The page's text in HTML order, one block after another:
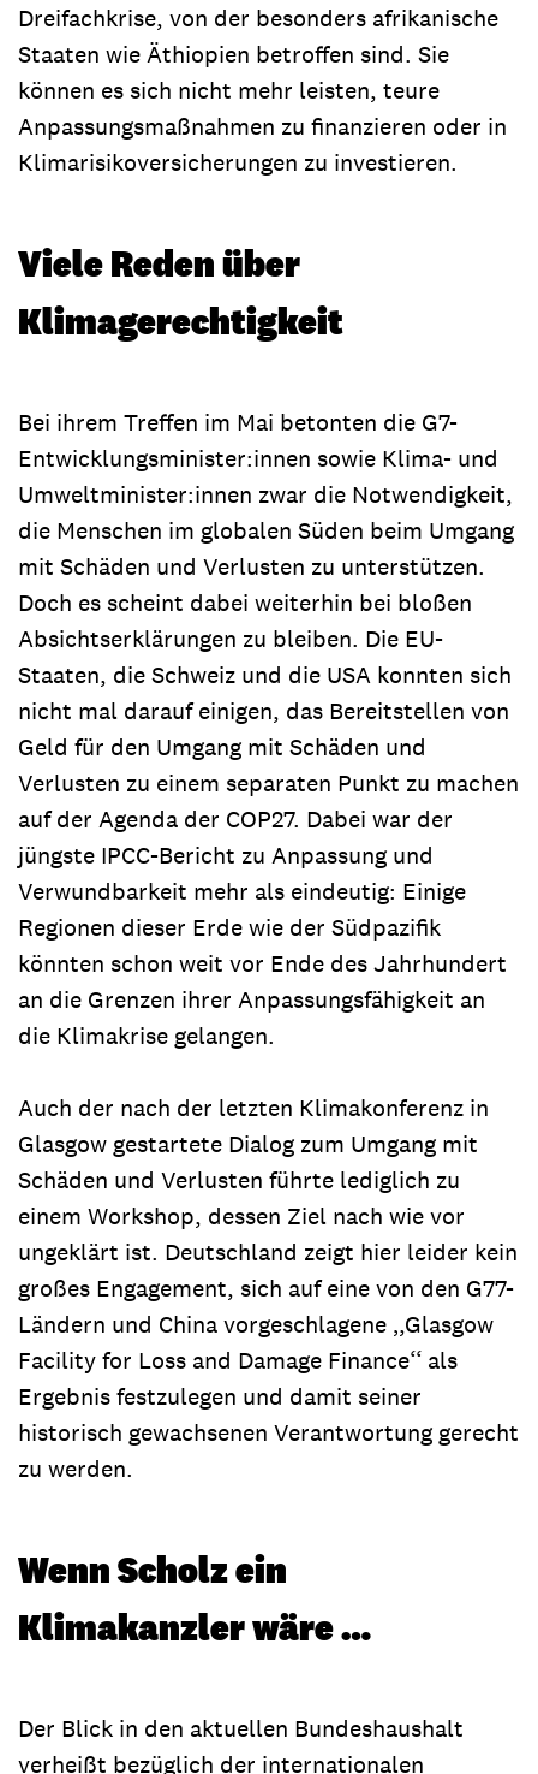
Dreifachkrise, von der besonders afrikanische
Staaten wie Äthiopien betroffen sind. Sie
können es sich nicht mehr leisten, teure
Anpassungsmaßnahmen zu finanzieren oder in
Klimarisikoversicherungen zu investieren.
Viele Reden über
Klimagerechtigkeit
Bei ihrem Treffen im Mai betonten die G7-
Entwicklungsminister:innen sowie Klima- und
Umweltminister:innen zwar die Notwendigkeit,
die Menschen im globalen Süden beim Umgang
mit Schäden und Verlusten zu unterstützen.
Doch es scheint dabei weiterhin bei bloßen
Absichtserklärungen zu bleiben. Die EU-
Staaten, die Schweiz und die USA konnten sich
nicht mal darauf einigen, das Bereitstellen von
Geld für den Umgang mit Schäden und
Verlusten zu einem separaten Punkt zu machen
auf der Agenda der COP27. Dabei war der
jüngste IPCC-Bericht zu Anpassung und
Verwundbarkeit mehr als eindeutig: Einige
Regionen dieser Erde wie der Südpazifik
könnten schon weit vor Ende des Jahrhundert
an die Grenzen ihrer Anpassungsfähigkeit an
die Klimakrise gelangen.
Auch der nach der letzten Klimakonferenz in
Glasgow gestartete Dialog zum Umgang mit
Schäden und Verlusten führte lediglich zu
einem Workshop, dessen Ziel nach wie vor
ungeklärt ist. Deutschland zeigt hier leider kein
großes Engagement, sich auf eine von den G77-
Ländern und China vorgeschlagene ‚,Glasgow
Facility for Loss and Damage Finance‘‘ als
Ergebnis festzulegen und damit seiner
historisch gewachsenen Verantwortung gerecht
zu werden.
Wenn Scholz ein
Klimakanzler wäre …
Der Blick in den aktuellen Bundeshaushalt
verheißt bezüglich der internationalen